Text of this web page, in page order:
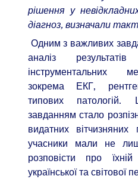
рішення у
діагноз, визначали
Одним з важливих
аналіз
інструментальних
зокрема ЕКГ,
типових
завданням стало
видатних
учасники мали не
розповісти про
української та світової